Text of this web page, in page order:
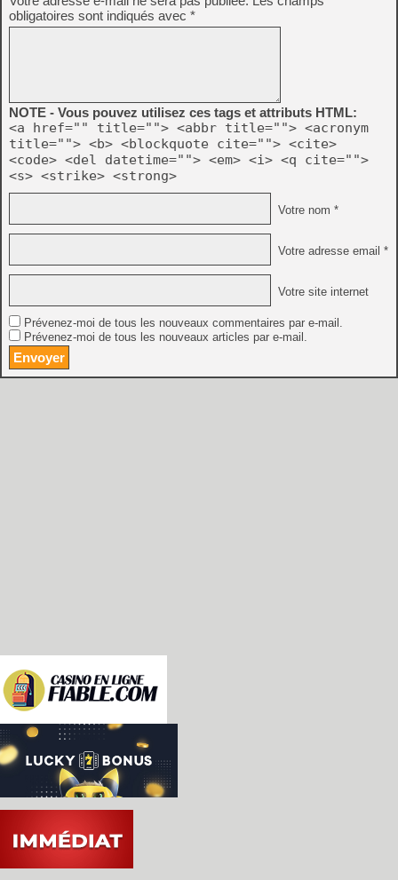
obligatoires sont indiqués avec *
NOTE - Vous pouvez utilisez ces tags et attributs HTML:
<a href="" title=""> <abbr title=""> <acronym
title=""> <b> <blockquote cite=""> <cite>
<code> <del datetime=""> <em> <i> <q cite="">
<s> <strike> <strong>
Votre nom *
Votre adresse email *
Votre site internet
Prévenez-moi de tous les nouveaux commentaires par e-mail.
Prévenez-moi de tous les nouveaux articles par e-mail.